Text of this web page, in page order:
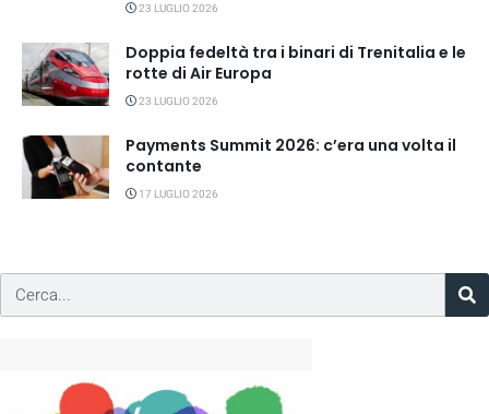
23 LUGLIO 2026
Doppia fedeltà tra i binari di Trenitalia e le
rotte di Air Europa
23 LUGLIO 2026
Payments Summit 2026: c’era una volta il
contante
17 LUGLIO 2026